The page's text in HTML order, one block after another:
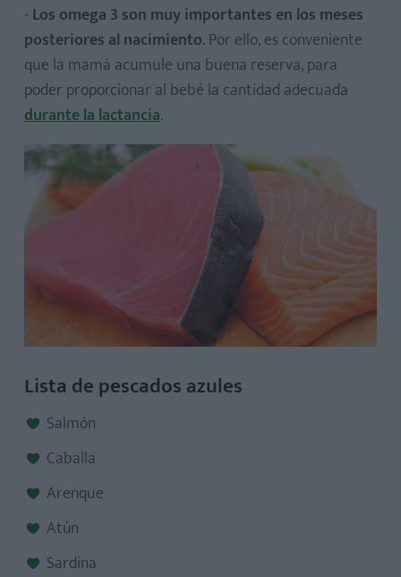
- Los omega 3 son muy importantes en los meses
posteriores al nacimiento. Por ello, es conveniente
que la mamá acumule una buena reserva, para
poder proporcionar al bebé la cantidad adecuada
durante la lactancia.
Lista de pescados azules
Salmón
Caballa
Arenque
Atún
Sardina